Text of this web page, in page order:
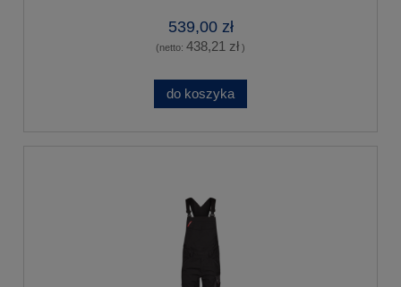
539,00 zł
(netto: 438,21 zł )
do koszyka